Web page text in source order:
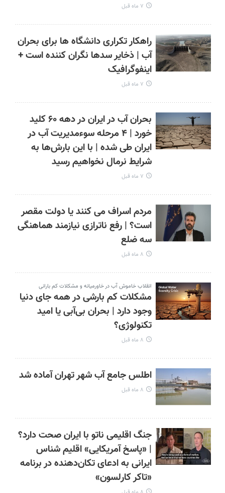
۷ ماه قبل
راهکار تکراری دانشگاه‌ ها برای بحران
آب | ذخایر سدها نگران کننده است +
اینفوگرافیک
۷ ماه قبل
بحران آب در ایران در دهه ۶۰ کلید
خورد | ۴ مرحله سوءمدیریت آب در
ایران طی شده | با این بارش‌ها به
شرایط نرمال نخواهیم رسید
۷ ماه قبل
مردم اسراف می کنند یا دولت مقصر
است؟ | رفع ناترازی نیازمند هماهنگی
سه ضلع
۸ ماه قبل
انقلاب خاموش آب در خاورمیانه و مشکلات کم بارانی
مشکلات کم بارشی در همه جای دنیا
وجود دارد | بحران بی‌آبی یا امید
تکنولوژی؟
۸ ماه قبل
اطلس جامع آب شهر تهران آماده شد
۸ ماه قبل
جنگ اقلیمی ناتو با ایران صحت دارد؟
| «پاسخ آمریکایی» اقلیم شناس
ایرانی به ادعای تکان‌دهنده در برنامه
«تاکر کارلسون»